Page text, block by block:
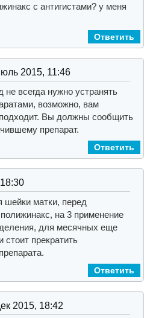
с антигистами? у меня
Ответить
2015, 11:46
всегда нужно устранять
возможно, вам
Вы должны сообщить
препарат.
Ответить
шейки матки, перед
на 3 применение
для месячных еще
прекратить
Ответить
2015, 18:42